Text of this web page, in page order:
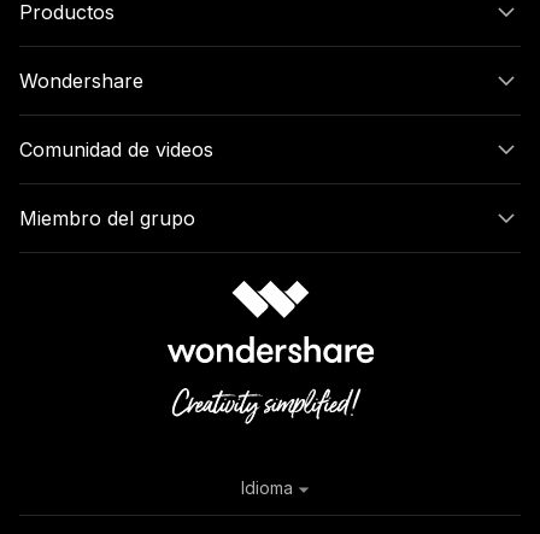
Productos
Wondershare
Comunidad de videos
Miembro del grupo
Idioma